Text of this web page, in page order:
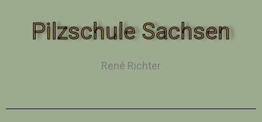
Pilzschule Sachsen
René Richter